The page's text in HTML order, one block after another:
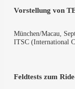
Vor­stel­lung von
München/Macau,
ITSC (Inter­na­tio­nal
Feld­tests zum